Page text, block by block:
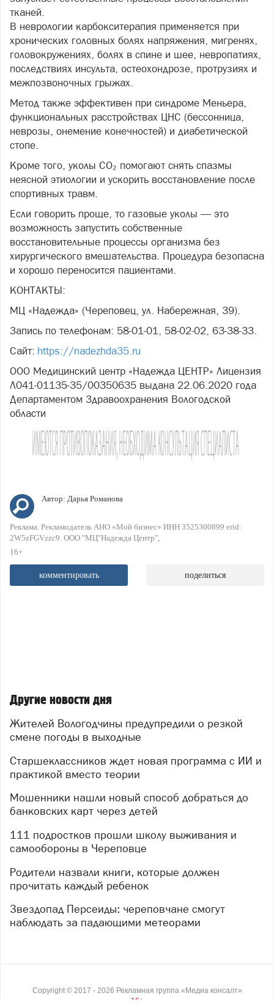
тканей.
В неврологии карбокситерапия применяется при
хронических головных болях напряжения, мигренях,
головокружениях, болях в спине и шее, невропатиях,
последствиях инсульта, остеохондрозе, протрузиях и
межпозвоночных грыжах.
Метод также эффективен при синдроме Меньера,
функциональных расстройствах ЦНС (бессонница,
неврозы, онемение конечностей) и диабетической
стопе.
Кроме того, уколы CO₂ помогают снять спазмы
неясной этиологии и ускорить восстановление после
спортивных травм.
Если говорить проще, то газовые уколы — это
возможность запустить собственные
восстановительные процессы организма без
хирургического вмешательства. Процедура безопасна
и хорошо переносится пациентами.
КОНТАКТЫ:
МЦ «Надежда» (Череповец, ул. Набережная, 39).
Запись по телефонам: 58-01-01, 58-02-02, 63-38-33.
Сайт: https://nadezhda35.ru
ООО Медицинский центр «Надежда ЦЕНТР» Лицензия
Л041-01135-35/00350635 выдана 22.06.2020 года
Департаментом Здравоохранения Вологодской
области
Автор: Дарья Романова
Реклама. Рекламодатель АНО «Мой бизнес» ИНН 3525300899 erid:
2W5zFGVzzc9. ООО "МЦ"Надежда Центр"
16+
комментировать поделиться
Другие новости дня
Жителей Вологодчины предупредили о резкой
смене погоды в выходные
Старшеклассников ждет новая программа с ИИ и
практикой вместо теории
Мошенники нашли новый способ добраться до
банковских карт через детей
111 подростков прошли школу выживания и
самообороны в Череповце
Родители назвали книги, которые должен
прочитать каждый ребенок
Звездопад Персеиды: череповчане смогут
наблюдать за падающими метеорами
Copyright © 2017 - 2026 Рекламная группа «Медиа консалт»
16+